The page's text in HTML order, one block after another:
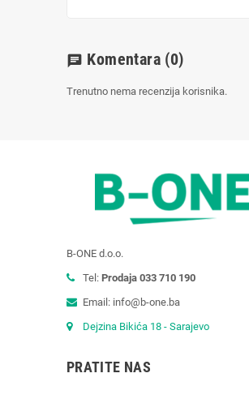
chat Komentara (0)
Trenutno nema recenzija korisnika.
B-ONE d.o.o.
Tel: Prodaja 033 710 190
Email: info@b-one.ba
Dejzina Bikića 18 - Sarajevo
PRATITE NAS